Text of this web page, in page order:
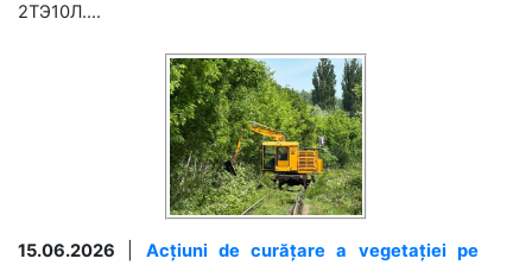
2ТЭ10Л....
15.06.2026 Acțiuni de curățare a vegetației pe